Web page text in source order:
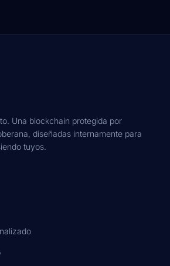
Una blockchain protegida por
diseñadas internamente para
tuyos.